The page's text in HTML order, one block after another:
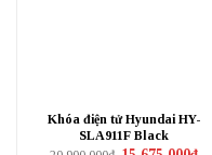
Khóa điện tử Hyundai HY-
SLA911F Black